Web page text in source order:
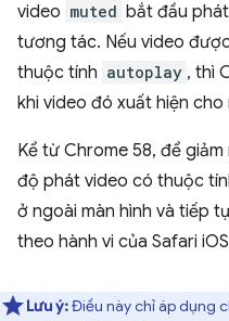
video muted bắt đầu
tương tác. Nếu video
thuộc tính autoplay , thì
khi video đó xuất hiện
Kể từ Chrome 58, để
độ phát video có thuộc
ở ngoài màn hình và tiếp
theo hành vi của Safari
Lưu ý:Điều này chỉ áp dụng